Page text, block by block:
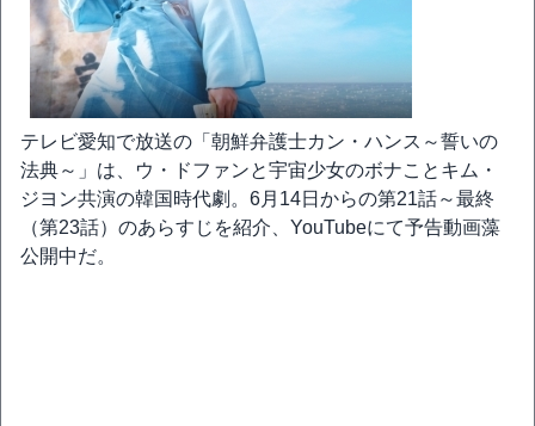
テレビ愛知で放送の「朝鮮弁護士カン・ハンス～誓いの
法典～」は、ウ・ドファンと宇宙少女のボナことキム・
ジヨン共演の韓国時代劇。6月14日からの第21話～最終
（第23話）のあらすじを紹介、YouTubeにて予告動画藻
公開中だ。